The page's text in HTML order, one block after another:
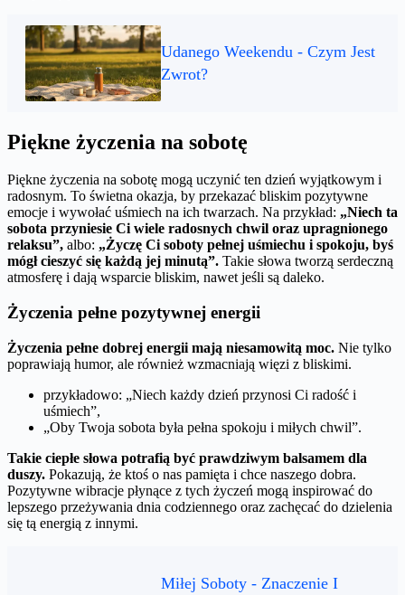
Udanego Weekendu - Czym Jest
Zwrot?
Piękne życzenia na sobotę
Piękne życzenia na sobotę mogą uczynić ten dzień wyjątkowym i
radosnym. To świetna okazja, by przekazać bliskim pozytywne
emocje i wywołać uśmiech na ich twarzach. Na przykład: „Niech ta
sobota przyniesie Ci wiele radosnych chwil oraz upragnionego
relaksu”, albo: „Życzę Ci soboty pełnej uśmiechu i spokoju, byś
mógł cieszyć się każdą jej minutą”. Takie słowa tworzą serdeczną
atmosferę i dają wsparcie bliskim, nawet jeśli są daleko.
Życzenia pełne pozytywnej energii
Życzenia pełne dobrej energii mają niesamowitą moc. Nie tylko
poprawiają humor, ale również wzmacniają więzi z bliskimi.
przykładowo: „Niech każdy dzień przynosi Ci radość i
uśmiech”,
„Oby Twoja sobota była pełna spokoju i miłych chwil”.
Takie ciepłe słowa potrafią być prawdziwym balsamem dla
duszy. Pokazują, że ktoś o nas pamięta i chce naszego dobra.
Pozytywne wibracje płynące z tych życzeń mogą inspirować do
lepszego przeżywania dnia codziennego oraz zachęcać do dzielenia
się tą energią z innymi.
Miłej Soboty - Znaczenie I